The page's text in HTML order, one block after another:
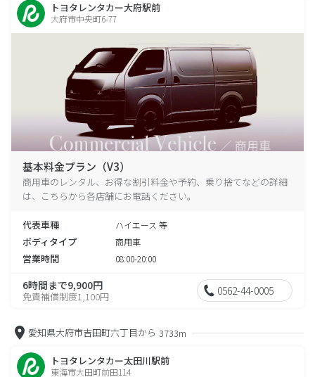
トヨタレンタカー大府駅前
大府市中央町6-77
基本料金プラン（V3）
商用車のレンタル、お得な割引料金や予約、乗り捨てなどの詳細
は、こちらから各店舗にお電話ください。
代表車種 ハイエース 等
ボディタイプ 商用車
営業時間 08:00-20:00
6時間まで9,900円
免責補償制度1,100円 0562-44-0005
愛知県大府市吉田町六丁目から 3733m
トヨタレンタカー太田川駅前
東海市大田町前田114